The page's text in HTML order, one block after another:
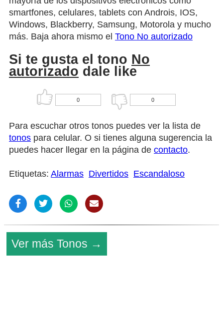
smartfones, celulares, tablets con Androis, IOS,
Windows, Blackberry, Samsung, Motorola y mucho
más. Baja ahora mismo el Tono No autorizado
Si te gusta el tono No
autorizado dale like
0 0
Para escuchar otros tonos puedes ver la lista de
tonos para celular. O si tienes alguna sugerencia la
puedes hacer llegar en la página de contacto.
Etiquetas: Alarmas Divertidos Escandaloso
Ver más Tonos →